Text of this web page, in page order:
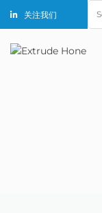
关注我们
for: